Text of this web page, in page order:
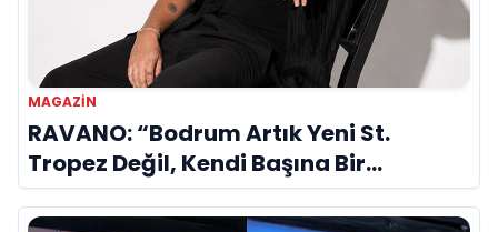
MAGAZIN
RAVANO: “Bodrum Artık Yeni St.
Tropez Değil, Kendi Başına Bir
Referans”